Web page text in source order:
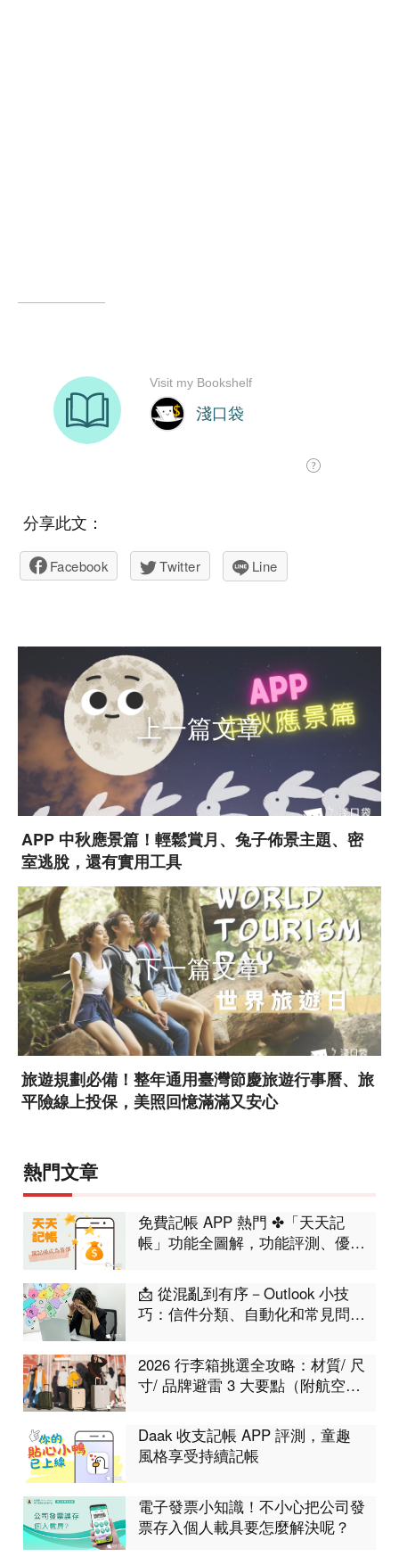
分享此文：
Facebook Twitter Line
上一篇文章
APP 中秋應景篇！輕鬆賞月、兔子佈景主題、密
室逃脫，還有實用工具
下一篇文章
旅遊規劃必備！整年通用臺灣節慶旅遊行事曆、旅
平險線上投保，美照回憶滿滿又安心
熱門文章
免費記帳 APP 熱門 ✤「天天記
帳」功能全圖解，功能評測、優缺
📩 從混亂到有序－Outlook 小技
巧：信件分類、自動化和常見問題
2026 行李箱挑選全攻略：材質/ 尺
寸/ 品牌避雷 3 大要點（附航空限
Daak 收支記帳 APP 評測，童趣
風格享受持續記帳
電子發票小知識！不小心把公司發
票存入個人載具要怎麼解決呢？